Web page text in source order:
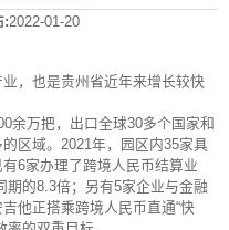
:2022-01-20
，也是贵州省近年来增长较快
余万把，出口全球30多个国家和
区域。2021年，园区内35家具
6家办理了跨境人民币结算业
期的8.3倍；另有5家企业与金融
他正搭乘跨境人民币直通“快